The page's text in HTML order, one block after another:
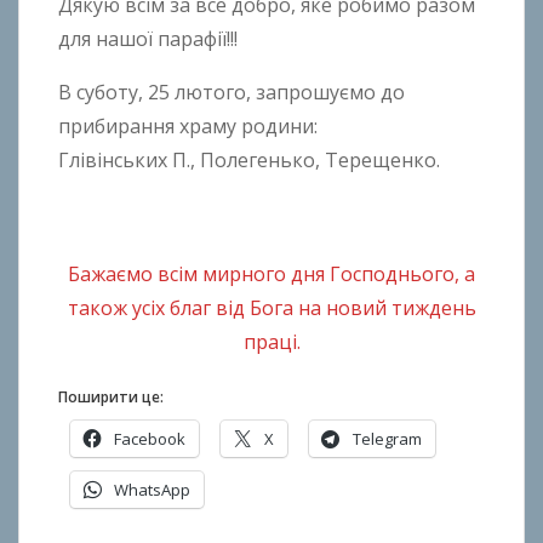
для нашої парафії!!!
В суботу, 25 лютого, запрошуємо до
прибирання храму родини:
Глівінських П., Полегенько, Терещенко.
Бажаємо всім мирного дня Господнього, а
також усіх благ від Бога на новий тиждень
праці.
Поширити це:
Facebook X Telegram
WhatsApp